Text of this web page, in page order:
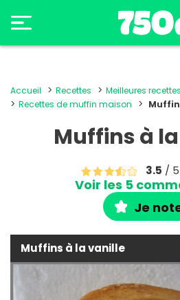
Accueil Recettes
Meilleures
Recettes de muffin maison
Muffins à
3.5 / 5
Voir les 5
Je
Muffins à la vanille